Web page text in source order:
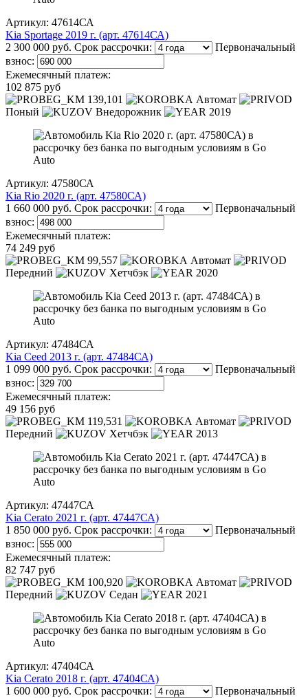
Артикул: 47614СА
Kia Sportage 2019 г. (арт. 47614СА)
2 300 000 руб. Срок рассрочки:
Первоначальный
взнос:
Ежемесячный платеж:
102 875 руб
139,101
Автомат
Поный
Внедорожник 2019
Артикул: 47580СА
Kia Rio 2020 г. (арт. 47580СА)
1 660 000 руб. Срок рассрочки:
Первоначальный
взнос:
Ежемесячный платеж:
74 249 руб
99,557
Автомат
Передний
Хетчбэк 2020
Артикул: 47484СА
Kia Ceed 2013 г. (арт. 47484СА)
1 099 000 руб. Срок рассрочки:
Первоначальный
взнос:
Ежемесячный платеж:
49 156 руб
119,531
Автомат
Передний
Хетчбэк 2013
Артикул: 47447СА
Kia Cerato 2021 г. (арт. 47447СА)
1 850 000 руб. Срок рассрочки:
Первоначальный
взнос:
Ежемесячный платеж:
82 747 руб
100,920
Автомат
Передний
Седан 2021
Артикул: 47404СА
Kia Cerato 2018 г. (арт. 47404СА)
1 600 000 руб. Срок рассрочки:
Первоначальный